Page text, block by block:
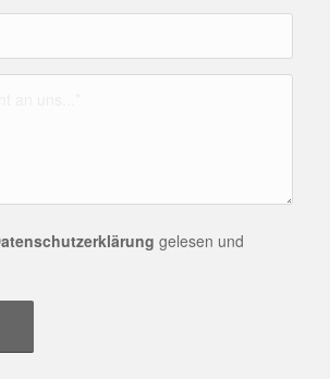
gelesen und